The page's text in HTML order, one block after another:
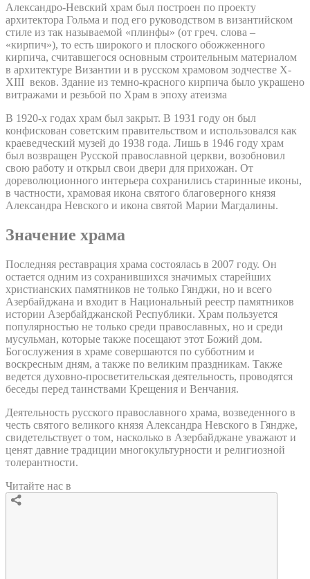
Александро-Невский храм был построен по проекту
архитектора Гольма и под его руководством в византийском
стиле из так называемой «плинфы» (от греч. слова –
«кирпич»), то есть широкого и плоского обожженного
кирпича, считавшегося основным строительным материалом
в архитектуре Византии и в русском храмовом зодчестве X-
XIII веков. Здание из темно-красного кирпича было украшено
витражами и резьбой по Храм в эпоху атеизма
В 1920-х годах храм был закрыт. В 1931 году он был
конфискован советским правительством и использовался как
краеведческий музей до 1938 года. Лишь в 1946 году храм
был возвращен Русской православной церкви, возобновил
свою работу и открыл свои двери для прихожан. От
дореволюционного интерьера сохранились старинные иконы,
в частности, храмовая икона святого благоверного князя
Александра Невского и икона святой Марии Магдалины.
Значение храма
Последняя реставрация храма состоялась в 2007 году. Он
остается одним из сохранившихся значимых старейших
христианских памятников не только Гянджи, но и всего
Азербайджана и входит в Национальный реестр памятников
истории Азербайджанской Республики. Храм пользуется
популярностью не только среди православных, но и среди
мусульман, которые также посещают этот Божий дом.
Богослужения в храме совершаются по субботним и
воскресным дням, а также по великим праздникам. Также
ведется духовно-просветительская деятельность, проводятся
беседы перед таинствами Крещения и Венчания.
Деятельность русского православного храма, возведенного в
честь святого великого князя Александра Невского в Гяндже,
свидетельствует о том, насколько в Азербайджане уважают и
ценят давние традиции многокультурности и религиозной
толерантности.
Читайте нас в